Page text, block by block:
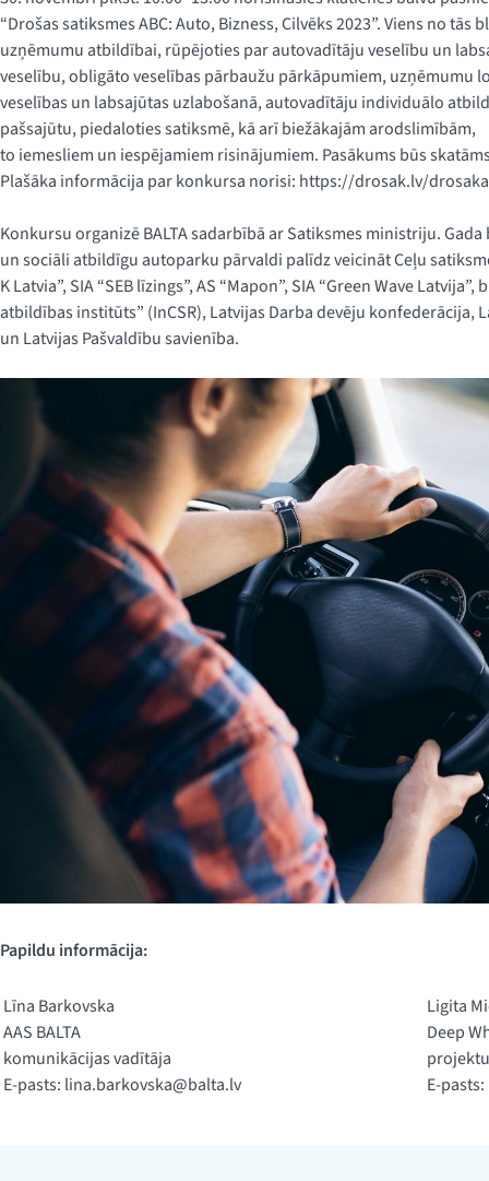
“Drošas satiksmes ABC: Auto, Bizness, Cilvēks 2023”. Viens no
uzņēmumu atbildībai, rūpējoties par autovadītāju veselību un
veselību, obligāto veselības pārbaužu pārkāpumiem, uzņēmumu
veselības un labsajūtas uzlabošanā, autovadītāju individuālo
pašsajūtu, piedaloties satiksmē, kā arī biežākajām arodslimībām,
to iemesliem un iespējamiem risinājumiem. Pasākums būs
Plašāka informācija par konkursa norisi: https://drosak.lv/
Konkursu organizē BALTA sadarbībā ar Satiksmes ministriju.
un sociāli atbildīgu autoparku pārvaldi palīdz veicināt Ceļu
K Latvia”, SIA “SEB līzings”, AS “Mapon”, SIA “Green Wave
atbildības institūts” (InCSR), Latvijas Darba devēju konfederācija,
un Latvijas Pašvaldību savienība.
Papildu informācija:
Līna Barkovska
AAS BALTA
komunikācijas vadītāja
E-pasts: lina.barkovska@balta.lv
Ligita
Deep
E-pasts: